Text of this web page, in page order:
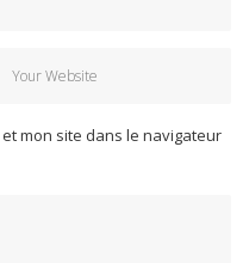
mon site dans le navigateur